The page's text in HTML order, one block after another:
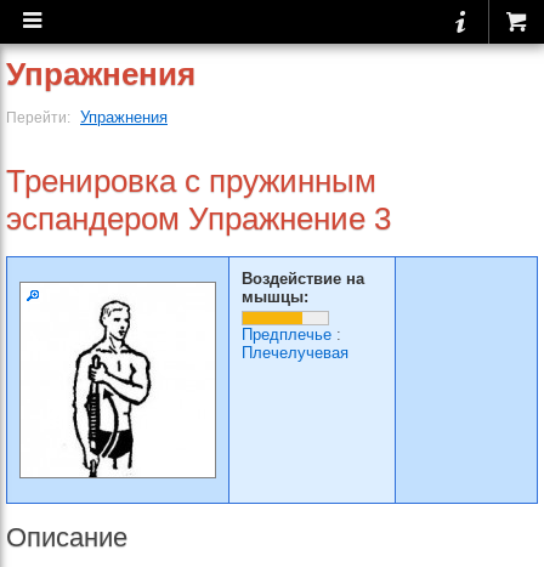
Упражнения
Перейти: Упражнения
Тренировка с пружинным
эспандером Упражнение 3
Воздействие на
мышцы:
Предплечье :
Плечелучевая
Описание